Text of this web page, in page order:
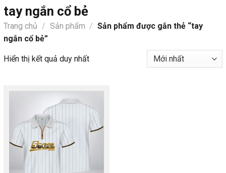
tay ngắn cổ bẻ
Trang chủ / Sản phẩm / Sản phẩm được gắn thẻ “tay
ngắn cổ bẻ”
Hiển thị kết quả duy nhất